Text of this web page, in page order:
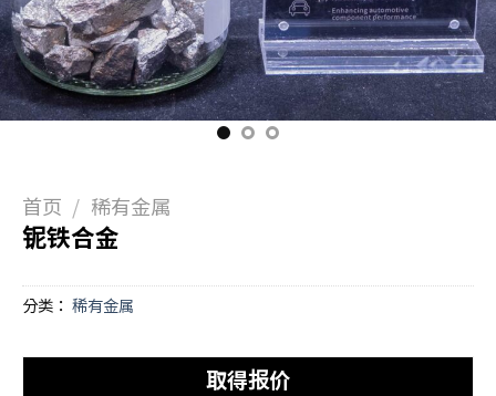
首页 / 稀有金属
铌铁合金
分类： 稀有金属
取得报价